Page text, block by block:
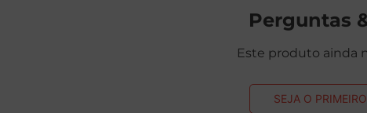
Perguntas
Este produto ainda
SEJA O